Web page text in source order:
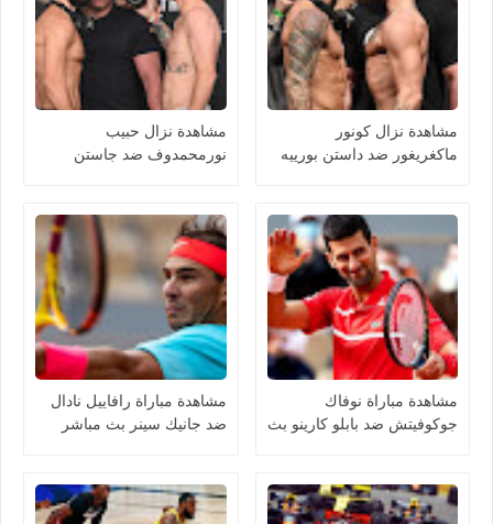
مشاهدة نزال كونور
ماكغريغور ضد داستن بورييه
مشاهدة نزال حبيب
نورمحمدوف ضد جاستن
مشاهدة مباراة نوفاك
جوكوفيتش ضد بابلو كارينو بث
مشاهدة مباراة رافاييل نادال
ضد جانيك سينر بث مباشر